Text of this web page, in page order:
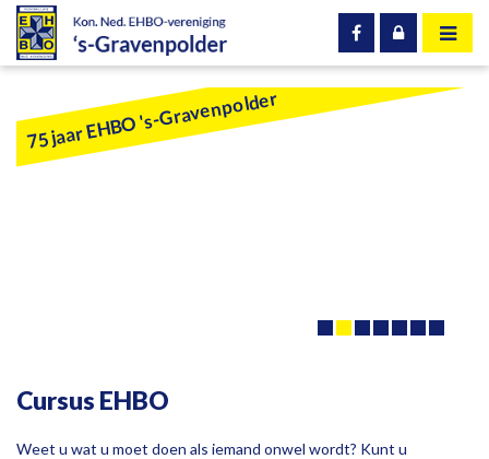
75 jaar EHBO 's-Gravenpolder
Cursus EHBO
Weet u wat u moet doen als iemand onwel wordt? Kunt u